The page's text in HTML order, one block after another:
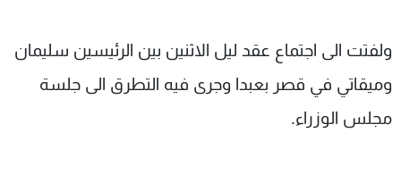
ولفتت الى اجتماع عقد ليل الاثنين بين الرئيسين سليمان
وميقاتي في قصر بعبدا وجرى فيه التطرق الى جلسة
مجلس الوزراء.